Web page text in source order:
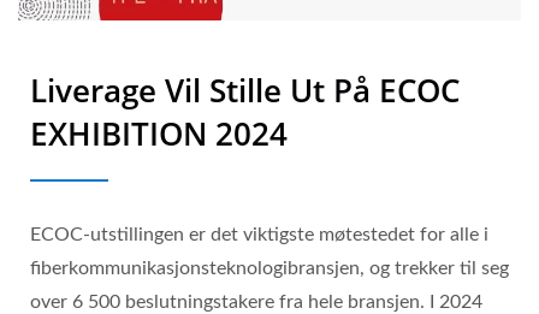
Liverage Vil Stille Ut På ECOC
EXHIBITION 2024
ECOC-utstillingen er det viktigste møtestedet for alle i
fiberkommunikasjonsteknologibransjen, og trekker til seg
over 6 500 beslutningstakere fra hele bransjen. I 2024